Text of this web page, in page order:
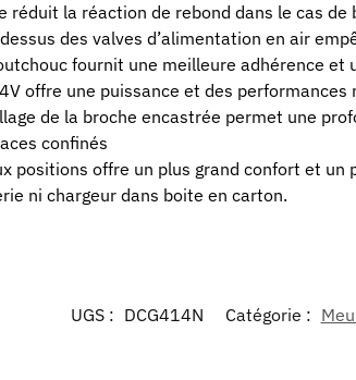
réduit la réaction de rebond dans le cas de
des valves d’alimentation en air
fournit une meilleure adhérence et
offre une puissance et des performances
de la broche encastrée permet une
confinés
positions offre un plus grand confort et un
ni chargeur dans boite en carton.
UGS : DCG414N Catégorie :